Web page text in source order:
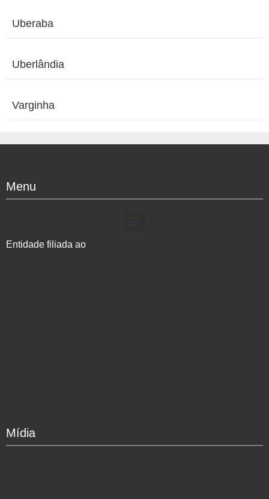
Uberaba
Uberlândia
Varginha
Menu
Entidade filiada ao
Mídia